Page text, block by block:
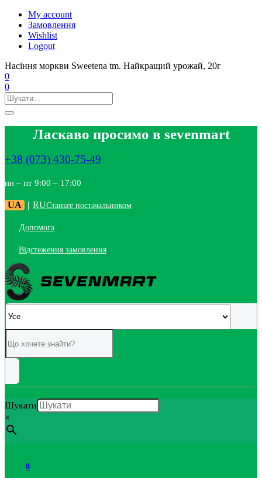
My account
Замовлення
Wishlist
Logout
Насіння моркви Sweetena tm. Найкращий урожай, 20г
0
0
Ласкаво просимо в sevenmart
+38 (073) 430-75-49
пн – пт 9:00 – 17:00
UA | RUСтаньте постачальником
Допомога
Відстеження замовлення
Шукати
×
0